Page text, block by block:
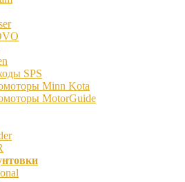
SPS
Minn Kota
MotorGuide